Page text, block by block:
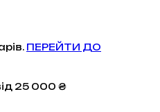
ПЕРЕЙТИ ДО
25 000 ₴